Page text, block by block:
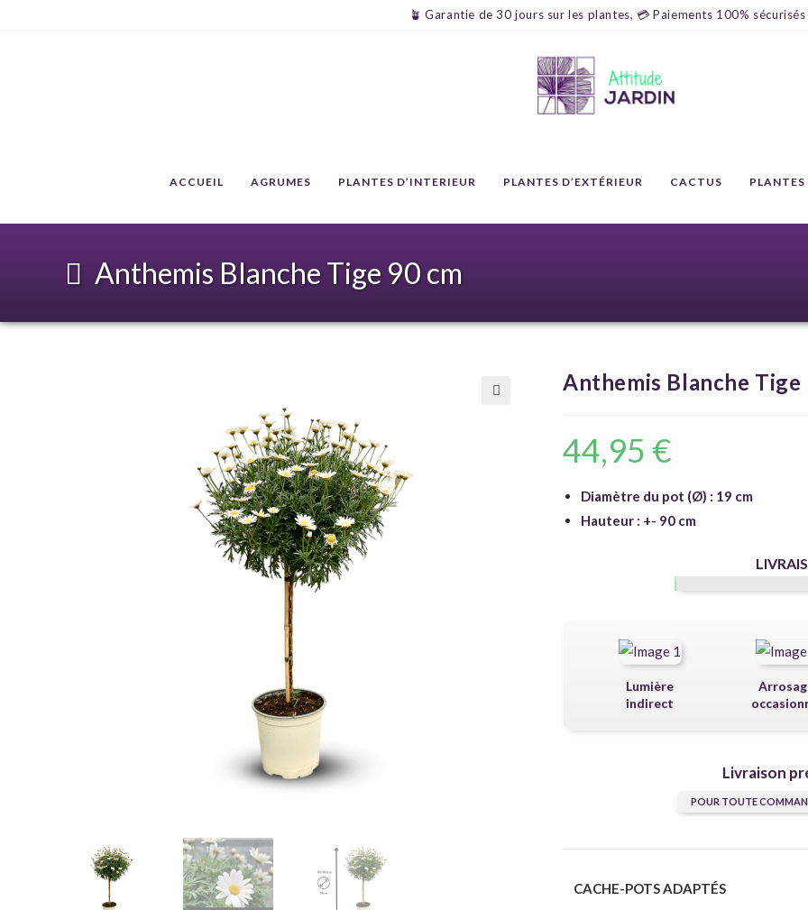
🪴 Garantie de 30 jours sur les plantes, 💳 Paiements 100% sécurisés
ACCUEIL AGRUMES PLANTES D’INTERIEUR PLANTES D’EXTÉRIEUR CACTUS PLANTES
Anthemis Blanche Tige 90 cm
Anthemis Blanche Tige
44,95 €
Diamètre du pot (Ø) : 19 cm
Hauteur : +- 90 cm
Lumière
indirect
Livraison
POUR TOUTE
CACHE-POTS ADAPTÉS